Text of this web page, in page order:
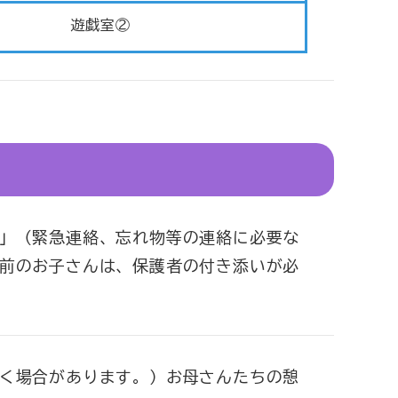
遊戯室②
（緊急連絡、忘れ物等の連絡に必要な
のお子さんは、保護者の付き添いが必
場合があります。）お母さんたちの憩